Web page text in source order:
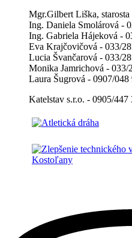
Mgr.Gilbert Liška,
Ing. Daniela Smolárová -
Ing. Gabriela Hájeková -
Eva Krajčovičová - 033/
Lucia Švančarová - 033/
Monika Jamrichová - 033/
Laura Šugrová - 0907/048
Katelstav s.r.o. - 0905/